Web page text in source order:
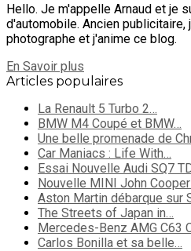
Hello. Je m'appelle Arnaud et je
d'automobile. Ancien publicitaire,
photographe et j'anime ce blog.
En Savoir plus
Articles populaires
La Renault 5 Turbo 2…
BMW M4 Coupé et BMW…
Une belle promenade de
Car Maniacs : Life With…
Essai Nouvelle Audi SQ7
Nouvelle MINI John
Aston Martin débarque sur
The Streets of Japan in…
Mercedes-Benz AMG C63
Carlos Bonilla et sa belle…